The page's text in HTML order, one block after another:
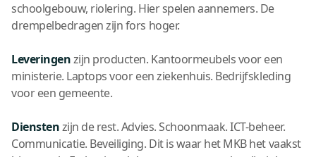
schoolgebouw, riolering. Hier spelen aannemers. De
drempelbedragen zijn fors hoger.
Leveringenzijn producten. Kantoormeubels voor een
ministerie. Laptops voor een ziekenhuis. Bedrijfskleding
voor een gemeente.
Dienstenzijn de rest. Advies. Schoonmaak. ICT-beheer.
Communicatie. Beveiliging. Dit is waar het MKB het vaakst